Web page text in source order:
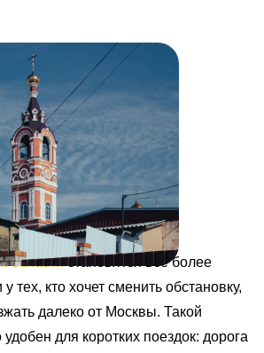
областистановятся всё более
тех, кто хочет сменить обстановку,
далеко от Москвы. Такой
для коротких поездок: дорога